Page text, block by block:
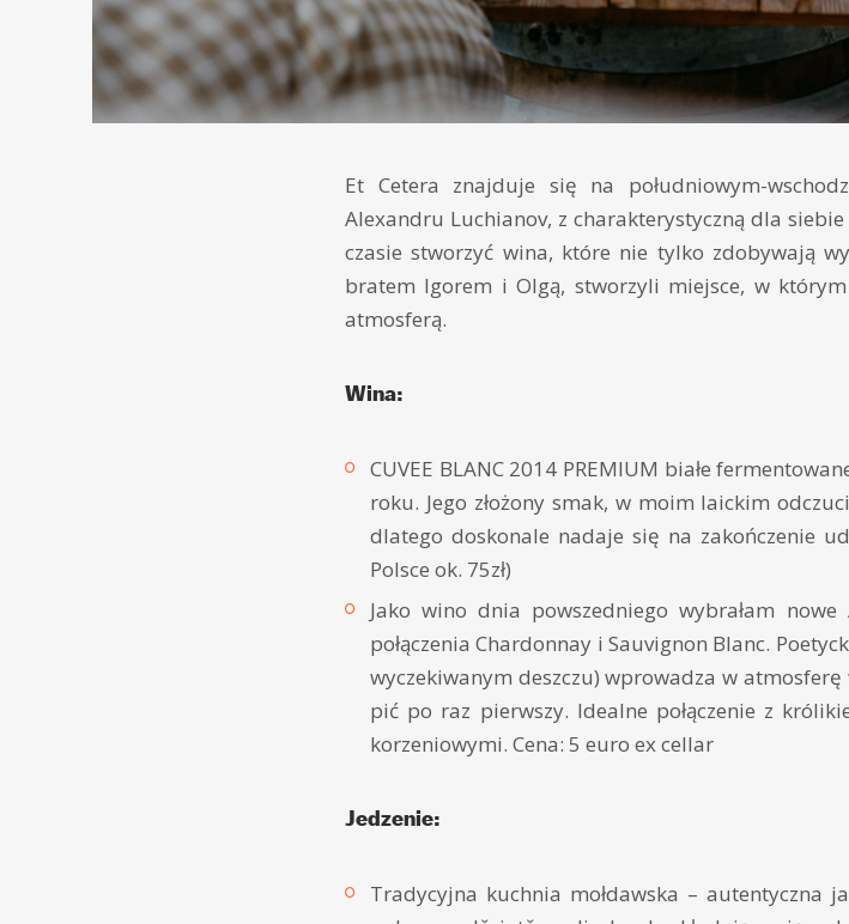
Et Cetera znajduje się na południowym-
Alexandru Luchianov, z charakterystyczną dla
czasie stworzyć wina, które nie tylko zdobywają
bratem Igorem i Olgą, stworzyli miejsce, w
atmosferą.
Wina:
CUVEE BLANC 2014 PREMIUM białe
roku. Jego złożony smak, w moim laickim
dlatego doskonale nadaje się na zakończenie
Polsce ok. 75zł)
Jako wino dnia powszedniego wybrałam nowe
połączenia Chardonnay i Sauvignon Blanc.
wyczekiwanym deszczu) wprowadza w
pić po raz pierwszy. Idealne połączenie z
korzeniowymi. Cena: 5 euro ex cellar
Jedzenie:
Tradycyjna kuchnia mołdawska – autentyczna